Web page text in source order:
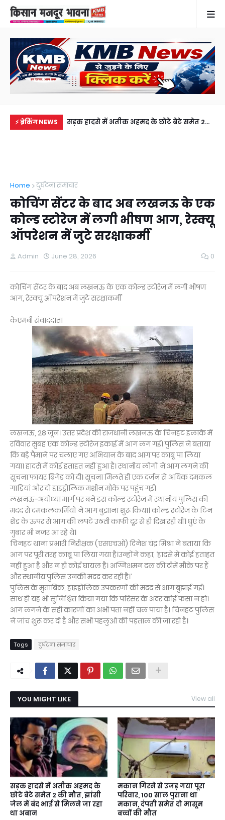
⚡ ब्रेकिंग NEWS
में से नहीं पहुंची एक
सड़क हादसे में अतीक अहमद के छोटे बेटे समेत 2
Home दुर्घटना समाचार
कोचिंग सेंटर के बाद अब लखनऊ के एक
कोल्ड स्टोरेज में लगी भीषण आग, रेस्क्यू
ऑपरेशन में जुटे सरक्षाकर्मी
Admin June 28, 2026 0
कोचिंग सेंटर के बाद अब लखनऊ के एक कोल्ड स्टोरेज में लगी भीषण
आग, रेस्क्यू ऑपरेशन में जुटे सरक्षाकर्मी
केएमबी संवाददाता
लखनऊ, 28 जून। उत्तर प्रदेश की राजधानी लखनऊ के चिनहट इलाके में
रविवार सुबह एक कोल्ड स्टोरेज इकाई में आग लग गई। पुलिस ने बताया
कि बड़े पैमाने पर चलाए गए अभियान के बाद आग पर काबू पा लिया
गया। हादसे में कोई हताहत नहीं हुआ है। स्थानीय लोगों ने आग लगने की
सूचना फायर ब्रिगेड को दी। सूचना मिलते ही एक दर्जन से अधिक दमकल
गाड़ियां और दो हाइड्रोलिक मशीन मौके पर पहुंच गईं।
लखनऊ-अयोध्या मार्ग पर बने इस कोल्ड स्टोरेज में स्थानीय पुलिस की
मदद से दमकलकर्मियों ने आग बुझाना शुरू किया। कोल्ड स्टोरेज के टिन
शेड के ऊपर से आग की लपटें उठती काफी दूर से ही दिख रही थीं। धुएं के
गुबार भी नजर आ रहे थे।
चिनहट थाना प्रभारी निरीक्षक (एसएचओ) दिनेश चंद्र मिश्रा ने बताया कि
आग पर पूरी तरह काबू पा लिया गया है।उन्होंने कहा, ‘हादसे में कोई हताहत
नहीं हुआ है और न ही कोई घायल है। अग्निशमन दल की टीमें मौके पर हैं
और स्थानीय पुलिस उनकी मदद कर रही है।’
पुलिस के मुताबिक, हाइड्रोलिक उपकरणों की मदद से आग बुझाई गई।
साथ ही यह भी सुनिश्चित किया गया कि परिसर के अंदर कोई फंसा न हो।
आग लगने के सही कारणों का अभी पता नहीं चल पाया है। चिनहट पुलिस
ने जांच शुरू कर दी है और सभी पहलुओं की पड़ताल की जा रही है।
Tags दुर्घटना समाचार
YOU MIGHT LIKE View all
सड़क हादसे में अतीक अहमद के
छोटे बेटे समेत 2 की मौत, झांसी
जेल में बंद भाई से मिलने जा रहा
था अबान
मकान गिरने से उजड़ गया पूरा
परिवार, 100 साल पुराना था
मकान, दंपती समेत दो मासूम
बच्चों की मौत